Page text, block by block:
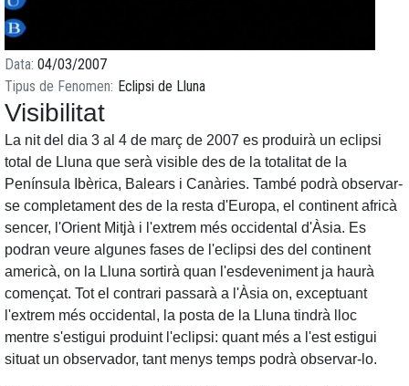
Data 04/03/2007
Tipus de Fenomen Eclipsi de Lluna
Visibilitat
La nit del dia 3 al 4 de març de 2007 es produirà un eclipsi
total de Lluna que serà visible des de la totalitat de la
Península Ibèrica, Balears i Canàries. També podrà observar-
se completament des de la resta d'Europa, el continent africà
sencer, l'Orient Mitjà i l'extrem més occidental d'Àsia. Es
podran veure algunes fases de l'eclipsi des del continent
americà, on la Lluna sortirà quan l'esdeveniment ja haurà
començat. Tot el contrari passarà a l'Àsia on, exceptuant
l'extrem més occidental, la posta de la Lluna tindrà lloc
mentre s'estigui produint l'eclipsi: quant més a l'est estigui
situat un observador, tant menys temps podrà observar-lo.